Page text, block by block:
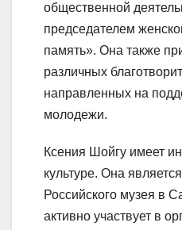
общественной
председателем
память». Она также
различных
направленных на
молодежи.
Ксения Шойгу имеет
культуре. Она
Российского музея в
активно участвует в